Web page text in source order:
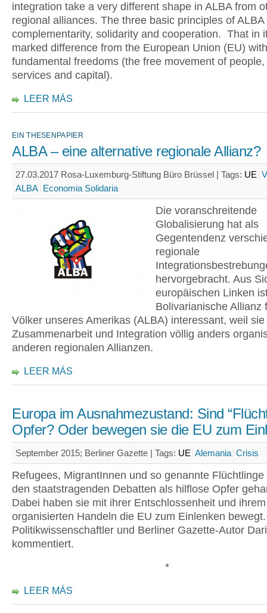
integration take a very different shape in ALBA from
regional alliances. The three basic principles of ALBA
complementarity, solidarity and cooperation. That in
marked difference from the European Union (EU)
fundamental freedoms (the free movement of
services and capital).
LEER MÁS
EIN THESENPAPIER
ALBA – eine alternative regionale Allianz?
27.03.2017 Rosa-Luxemburg-Stiftung Büro Brüssel | Tags: UE
ALBA Economia Solidaria
Die voranschreitende
Globalisierung hat als
Gegentendenz
regionale
hervorgebracht. Aus
europäischen Linken
Bolivarianische Allianz
Völker unseres Amerikas (ALBA) interessant, weil
Zusammenarbeit und Integration völlig anders
anderen regionalen Allianzen.
LEER MÁS
Europa im Ausnahmezustand: Sind
Opfer? Oder bewegen sie die EU zum
September 2015; Berliner Gazette | Tags: UE Alemania Crisis
Refugees, MigrantInnen und so genannte
den staatstragenden Debatten als hilflose Opfer
Dabei haben sie mit ihrer Entschlossenheit und ihrem
organisierten Handeln die EU zum Einlenken
Politikwissenschaftler und Berliner Gazette-Autor
kommentiert.
*
LEER MÁS